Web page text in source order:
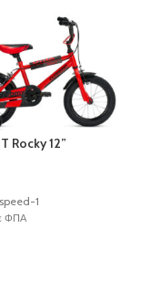
Rocky 12”
1
ΦΠΑ